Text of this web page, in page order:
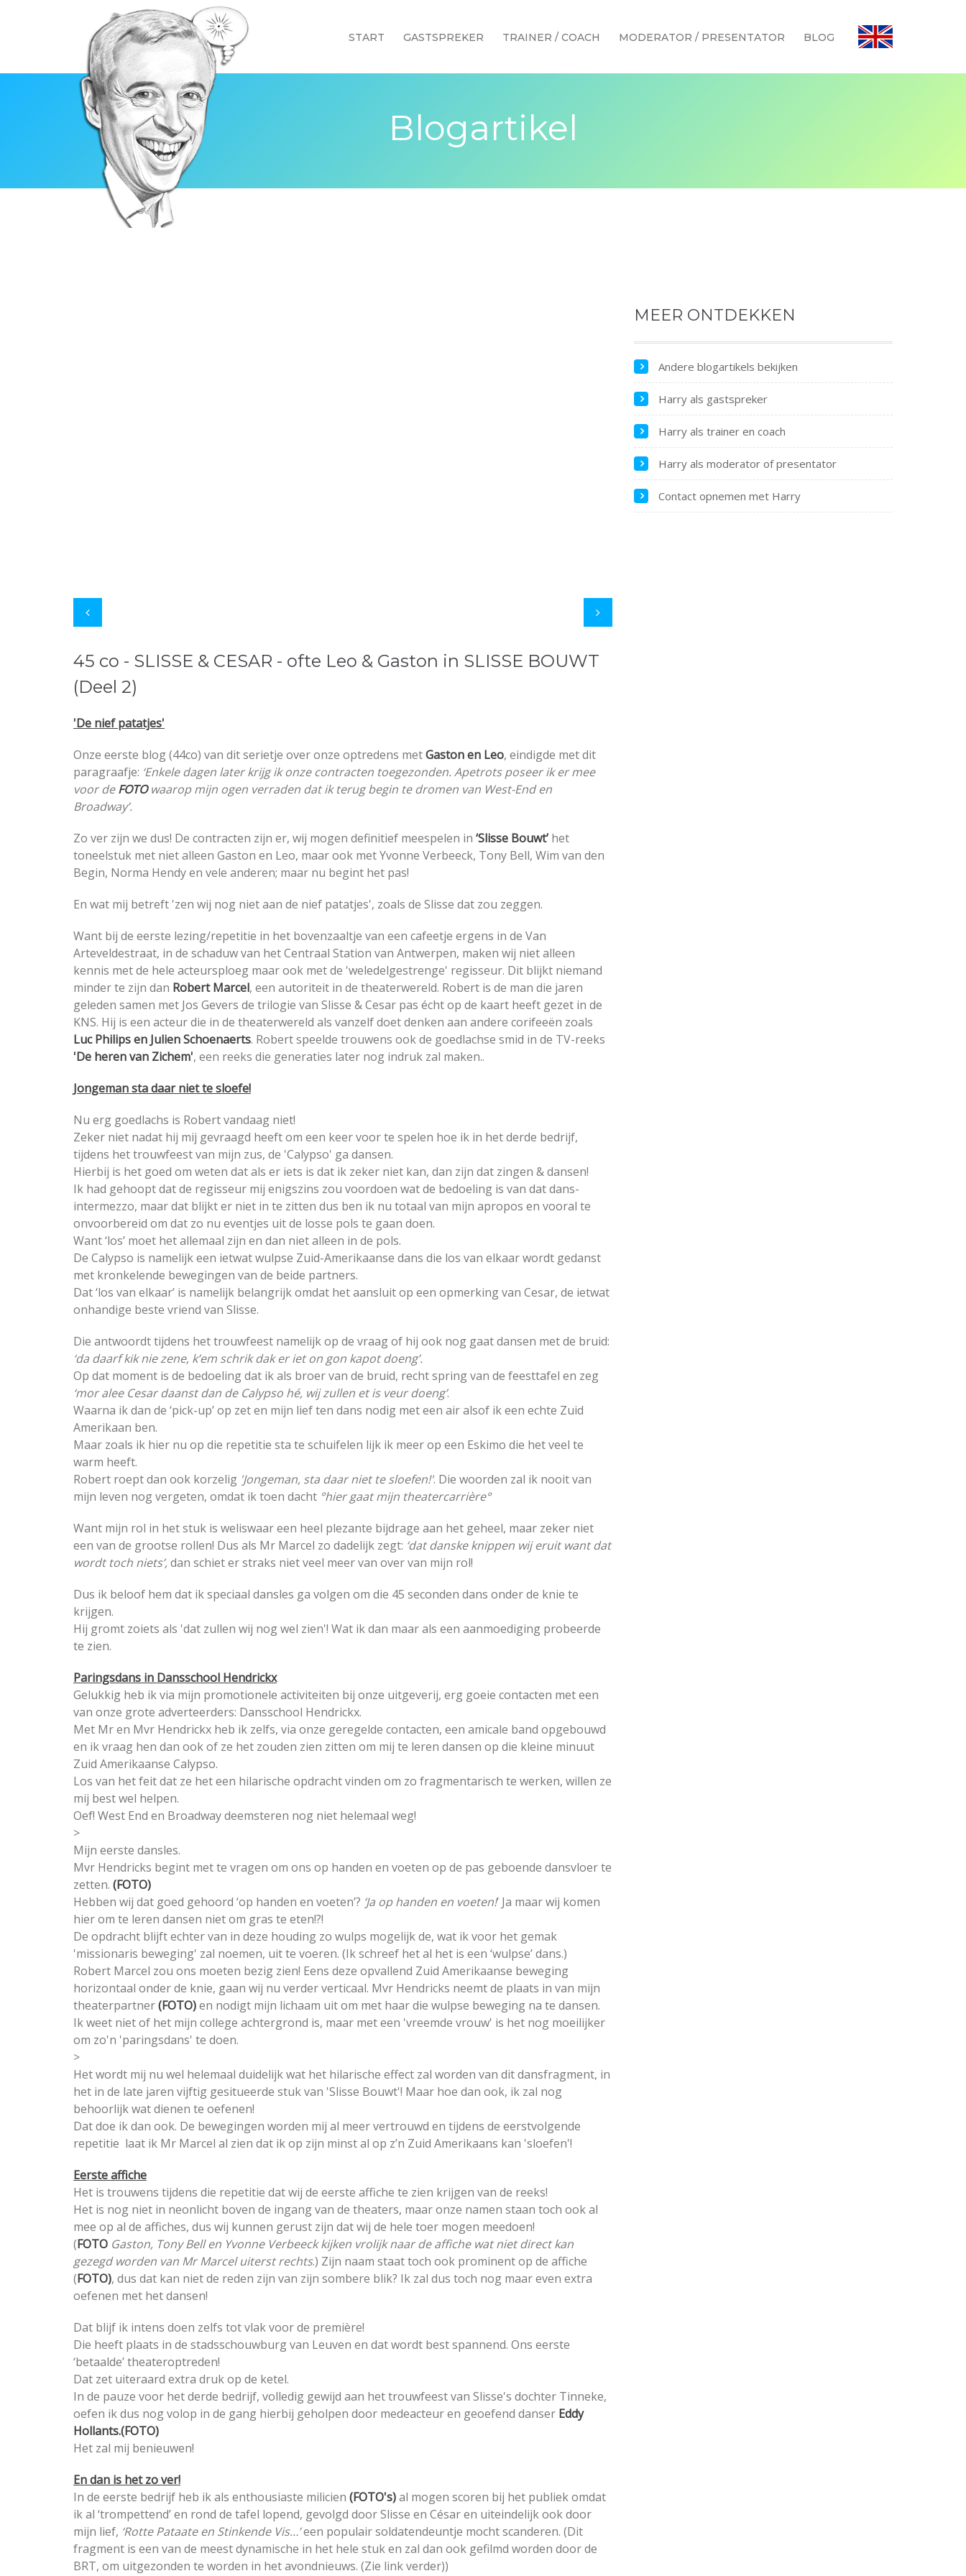
START GASTSPREKER TRAINER / COACH MODERATOR / PRESENTATOR BLOG
Blogartikel
45 co - SLISSE & CESAR - ofte Leo & Gaston in SLISSE BOUWT
(Deel 2)
'De nief patatjes'
Onze eerste blog (44co) van dit serietje over onze optredens metGaston en Leo, eindigde met dit
paragraafje: ‘Enkele dagen later krijg ik onze contracten toegezonden. Apetrots poseer ik er mee
voor deFOTOwaarop mijn ogen verraden dat ik terug begin te dromen van West-End en
Broadway’.
Zo ver zijn we dus! De contracten zijn er, wij mogen definitief meespelen in ‘Slisse Bouwt’ het
toneelstuk met niet alleen Gaston en Leo, maar ook met Yvonne Verbeeck, Tony Bell, Wim van den
Begin, Norma Hendy en vele anderen; maar nu begint het pas!
En wat mij betreft 'zen wij nog niet aan de nief patatjes', zoals de Slisse dat zou zeggen.
Want bij de eerste lezing/repetitie in het bovenzaaltje van een cafeetje ergens in de Van
Arteveldestraat, in de schaduw van het Centraal Station van Antwerpen, maken wij niet alleen
kennis met de hele acteursploeg maar ook met de 'weledelgestrenge' regisseur. Dit blijkt niemand
minder te zijn dan Robert Marcel, een autoriteit in de theaterwereld. Robert is de man die jaren
geleden samen met Jos Gevers de trilogie van Slisse & Cesar pas écht op de kaart heeft gezet in de
KNS. Hij is een acteur die in de theaterwereld als vanzelf doet denken aan andere corifeeën zoals
Luc Philips en Julien Schoenaerts. Robert speelde trouwens ook de goedlachse smid in de TV-reeks
'De heren van Zichem', een reeks die generaties later nog indruk zal maken..
Jongeman sta daar niet te sloefe!
Nu erg goedlachs is Robert vandaag niet!
Zeker niet nadat hij mij gevraagd heeft om een keer voor te spelen hoe ik in het derde bedrijf,
tijdens het trouwfeest van mijn zus, de 'Calypso' ga dansen.
Hierbij is het goed om weten dat als er iets is dat ik zeker niet kan, dan zijn dat zingen & dansen!
Ik had gehoopt dat de regisseur mij enigszins zou voordoen wat de bedoeling is van dat dans-
intermezzo, maar dat blijkt er niet in te zitten dus ben ik nu totaal van mijn apropos en vooral te
onvoorbereid om dat zo nu eventjes uit de losse pols te gaan doen.
Want ‘los’ moet het allemaal zijn en dan niet alleen in de pols.
De Calypso is namelijk een ietwat wulpse Zuid-Amerikaanse dans die los van elkaar wordt gedanst
met kronkelende bewegingen van de beide partners.
Dat ‘los van elkaar’ is namelijk belangrijk omdat het aansluit op een opmerking van Cesar, de ietwat
onhandige beste vriend van Slisse.
Die antwoordt tijdens het trouwfeest namelijk op de vraag of hij ook nog gaat dansen met de bruid:
‘da daarf kik nie zene, k’em schrik dak er iet on gon kapot doeng’.
Op dat moment is de bedoeling dat ik als broer van de bruid, recht spring van de feesttafel en zeg
‘mor alee Cesar daanst dan de Calypso hé, wij zullen et is veur doeng’.
Waarna ik dan de ‘pick-up’ op zet en mijn lief ten dans nodig met een air alsof ik een echte Zuid
Amerikaan ben.
Maar zoals ik hier nu op die repetitie sta te schuifelen lijk ik meer op een Eskimo die het veel te
warm heeft.
Robert roept dan ook korzelig 'Jongeman, sta daar niet te sloefen!'. Die woorden zal ik nooit van
mijn leven nog vergeten, omdat ik toen dacht °hier gaat mijn theatercarrière°
Want mijn rol in het stuk is weliswaar een heel plezante bijdrage aan het geheel, maar zeker niet
een van de grootse rollen! Dus als Mr Marcel zo dadelijk zegt: ‘dat danske knippen wij eruit want dat
wordt toch niets’,dan schiet er straks niet veel meer van over van mijn rol!
Dus ik beloof hem dat ik speciaal dansles ga volgen om die 45 seconden dans onder de knie te
krijgen.
Hij gromt zoiets als 'dat zullen wij nog wel zien'! Wat ik dan maar als een aanmoediging probeerde
te zien.
Paringsdans in Dansschool Hendrickx
Gelukkig heb ik via mijn promotionele activiteiten bij onze uitgeverij, erg goeie contacten met een
van onze grote adverteerders: Dansschool Hendrickx.
Met Mr en Mvr Hendrickx heb ik zelfs, via onze geregelde contacten, een amicale band opgebouwd
en ik vraag hen dan ook of ze het zouden zien zitten om mij te leren dansen op die kleine minuut
Zuid Amerikaanse Calypso.
Los van het feit dat ze het een hilarische opdracht vinden om zo fragmentarisch te werken, willen ze
mij best wel helpen.
Oef! West End en Broadway deemsteren nog niet helemaal weg!
>
Mijn eerste dansles.
Mvr Hendricks begint met te vragen om ons op handen en voeten op de pas geboende dansvloer te
zetten. (FOTO)
Hebben wij dat goed gehoord ‘op handen en voeten’? ‘Ja op handen en voeten!’ Ja maar wij komen
hier om te leren dansen niet om gras te eten!?!
De opdracht blijft echter van in deze houding zo wulps mogelijk de, wat ik voor het gemak
'missionaris beweging' zal noemen, uit te voeren. (Ik schreef het al het is een ‘wulpse’ dans.)
Robert Marcel zou ons moeten bezig zien! Eens deze opvallend Zuid Amerikaanse beweging
horizontaal onder de knie, gaan wij nu verder verticaal. Mvr Hendricks neemt de plaats in van mijn
theaterpartner(FOTO)en nodigt mijn lichaam uit om met haar die wulpse beweging na te dansen.
Ik weet niet of het mijn college achtergrond is, maar met een 'vreemde vrouw' is het nog moeilijker
om zo'n 'paringsdans' te doen.
>
Het wordt mij nu wel helemaal duidelijk wat het hilarische effect zal worden van dit dansfragment, in
het in de late jaren vijftig gesitueerde stuk van 'Slisse Bouwt'! Maar hoe dan ook, ik zal nog
behoorlijk wat dienen te oefenen!
Dat doe ik dan ook. De bewegingen worden mij al meer vertrouwd en tijdens de eerstvolgende
repetitie laat ik Mr Marcel al zien dat ik op zijn minst al op z’n Zuid Amerikaans kan 'sloefen'!
Eerste affiche
Het is trouwens tijdens die repetitie dat wij de eerste affiche te zien krijgen van de reeks!
Het is nog niet in neonlicht boven de ingang van de theaters, maar onze namen staan toch ook al
mee op al de affiches, dus wij kunnen gerust zijn dat wij de hele toer mogen meedoen!
(FOTO Gaston, Tony Bell en Yvonne Verbeeck kijken vrolijk naar de affiche wat niet direct kan
gezegd worden van Mr Marcel uiterst rechts.) Zijn naam staat toch ook prominent op de affiche
(FOTO), dus dat kan niet de reden zijn van zijn sombere blik? Ik zal dus toch nog maar even extra
oefenen met het dansen!
Dat blijf ik intens doen zelfs tot vlak voor de première!
Die heeft plaats in de stadsschouwburg van Leuven en dat wordt best spannend. Ons eerste
‘betaalde’ theateroptreden!
Dat zet uiteraard extra druk op de ketel.
In de pauze voor het derde bedrijf, volledig gewijd aan het trouwfeest van Slisse's dochter Tinneke,
oefen ik dus nog volop in de gang hierbij geholpen door medeacteur en geoefend danser Eddy
Hollants.(FOTO)
Het zal mij benieuwen!
En dan is het zo ver!
In de eerste bedrijf heb ik als enthousiaste milicien (FOTO's)al mogen scoren bij het publiek omdat
ik al ‘trompettend’ en rond de tafel lopend, gevolgd door Slisse en César en uiteindelijk ook door
mijn lief, ‘Rotte Pataate en Stinkende Vis…’een populair soldatendeuntje mocht scanderen. (Dit
fragment is een van de meest dynamische in het hele stuk en zal dan ook gefilmd worden door de
BRT, om uitgezonden te worden in het avondnieuws. (Zie link verder))
MEER ONTDEKKEN
Andere blogartikels bekijken
Harry als gastspreker
Harry als trainer en coach
Harry als moderator of presentator
Contact opnemen met Harry